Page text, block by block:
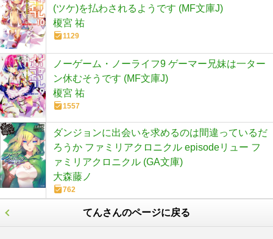
(ツケ)を払わされるようです (MF文庫J)
榎宮 祐
1129
ノーゲーム・ノーライフ9 ゲーマー兄妹は一ター
ン休むそうです (MF文庫J)
榎宮 祐
1557
ダンジョンに出会いを求めるのは間違っているだ
ろうか ファミリアクロニクル episodeリュー フ
ァミリアクロニクル (GA文庫)
大森藤ノ
762
てんさんのページに戻る